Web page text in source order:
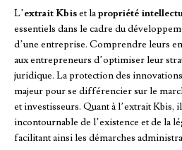
L’extrait Kbiset lapropriété
essentiels dans le cadre du
d’une entreprise. Comprendre leurs
aux entrepreneurs d’optimiser leur
juridique. La protection des
majeur pour se différencier sur le
et investisseurs. Quant à l’extrait Kbis,
incontournable de l’existence et de la
facilitant ainsi les démarches